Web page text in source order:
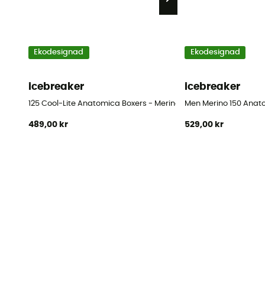
Ekodesignad
icebreaker
125 Cool-Lite Anatomica Boxers - Merinoull Underställsbyxor
489,00 kr
Ekodesignad
icebreaker
Men Merino 150
529,00 kr